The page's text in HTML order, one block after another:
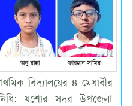
বিদ্যালয়ের ৪ মেধাবীর
যশোর সদর উপজেলা